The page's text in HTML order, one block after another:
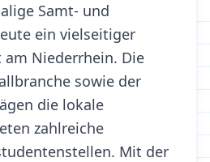
Samt- und
ein vielseitiger
Niederrhein. Die
sowie der
die lokale
zahlreiche
Mit der